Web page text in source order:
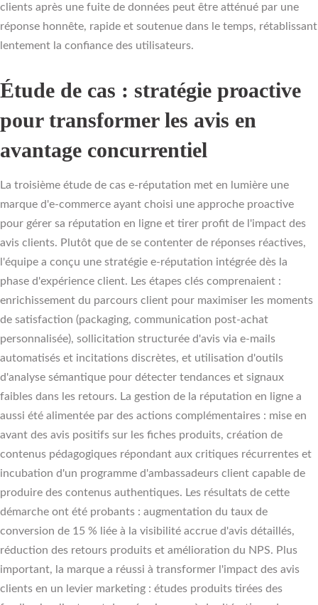
clients après une fuite de données peut être atténué par une
réponse honnête, rapide et soutenue dans le temps, rétablissant
lentement la confiance des utilisateurs.
Étude de cas : stratégie proactive
pour transformer les avis en
avantage concurrentiel
La troisième étude de cas e-réputation met en lumière une
marque d'e-commerce ayant choisi une approche proactive
pour gérer sa réputation en ligne et tirer profit de l'impact des
avis clients. Plutôt que de se contenter de réponses réactives,
l'équipe a conçu une stratégie e-réputation intégrée dès la
phase d'expérience client. Les étapes clés comprenaient :
enrichissement du parcours client pour maximiser les moments
de satisfaction (packaging, communication post-achat
personnalisée), sollicitation structurée d'avis via e-mails
automatisés et incitations discrètes, et utilisation d'outils
d'analyse sémantique pour détecter tendances et signaux
faibles dans les retours. La gestion de la réputation en ligne a
aussi été alimentée par des actions complémentaires : mise en
avant des avis positifs sur les fiches produits, création de
contenus pédagogiques répondant aux critiques récurrentes et
incubation d'un programme d'ambassadeurs client capable de
produire des contenus authentiques. Les résultats de cette
démarche ont été probants : augmentation du taux de
conversion de 15 % liée à la visibilité accrue d'avis détaillés,
réduction des retours produits et amélioration du NPS. Plus
important, la marque a réussi à transformer l'impact des avis
clients en un levier marketing : études produits tirées des